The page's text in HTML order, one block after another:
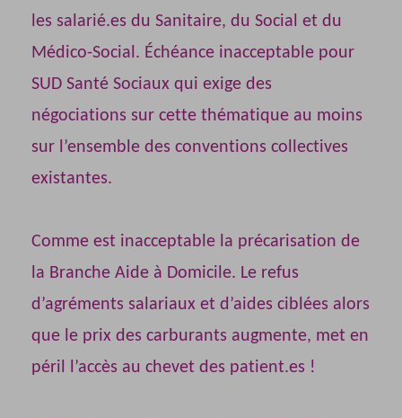
les salarié.es du Sanitaire, du Social et du
Médico-Social. Échéance inacceptable pour
SUD Santé Sociaux qui exige des
négociations sur cette thématique au moins
sur l’ensemble des conventions collectives
existantes.
Comme est inacceptable la précarisation de
la Branche Aide à Domicile. Le refus
d’agréments salariaux et d’aides ciblées alors
que le prix des carburants augmente, met en
péril l’accès au chevet des patient.es !